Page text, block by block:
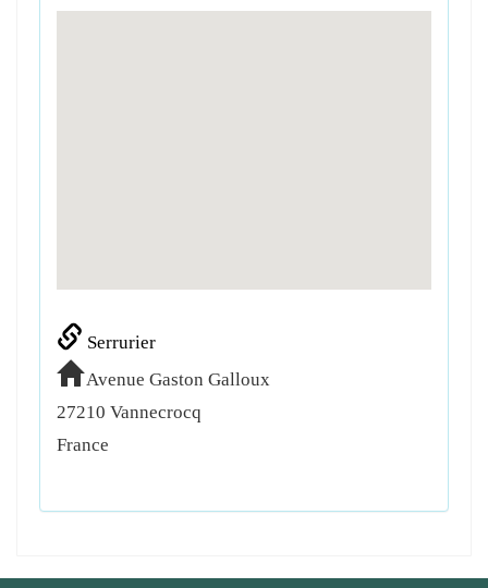
Serrurier
Avenue Gaston Galloux
27210 Vannecrocq
France